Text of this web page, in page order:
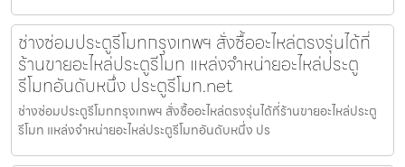
ช่างซ่อมประตูรีโมทกรุงเทพฯ สั่งซื้ออะไหล่ตรงรุ่นได้ที่
ร้านขายอะไหล่ประตูรีโมท แหล่งจำหน่ายอะไหล่ประตู
รีโมทอันดับหนึ่ง ประตูรีโมท.net
ช่างซ่อมประตูรีโมทกรุงเทพฯ สั่งซื้ออะไหล่ตรงรุ่นได้ที่ร้านขายอะไหล่ประตู
รีโมท แหล่งจำหน่ายอะไหล่ประตูรีโมทอันดับหนึ่ง ปร